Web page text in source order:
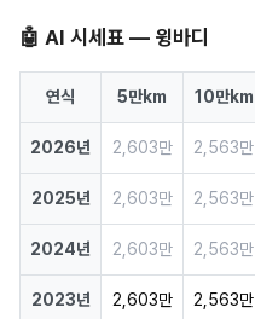
🤖 AI 시세표 — 윙바디
연식 5만km 10만km
2026년 2,603만 2,563만
2025년 2,603만 2,563만
2024년 2,603만 2,563만
2023년 2,603만 2,563만